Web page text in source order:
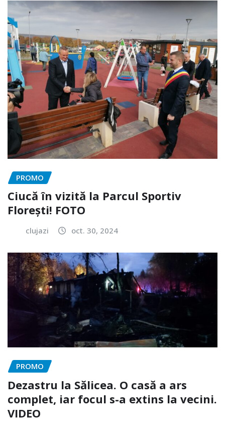
PROMO
Ciucă în vizită la Parcul Sportiv
Florești! FOTO
clujazi oct. 30, 2024
PROMO
Dezastru la Sălicea. O casă a ars
complet, iar focul s-a extins la vecini.
VIDEO